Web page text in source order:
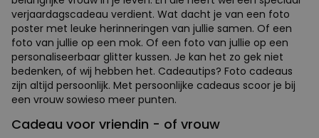
verjaardagscadeau verdient. Wat dacht je van een foto
poster met leuke herinneringen van jullie samen. Of een
foto van jullie op een mok. Of een foto van jullie op een
personaliseerbaar glitter kussen. Je kan het zo gek niet
bedenken, of wij hebben het. Cadeautips? Foto cadeaus
zijn altijd persoonlijk. Met persoonlijke cadeaus scoor je bij
een vrouw sowieso meer punten.
Cadeau voor vriendin - of vrouw